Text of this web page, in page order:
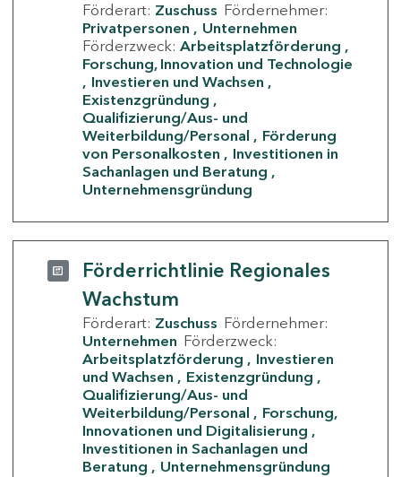
Förderart: Zuschuss Fördernehmer:
Privatpersonen
Unternehmen
Förderzweck: Arbeitsplatzförderung
Forschung, Innovation und Technologie
Investieren und Wachsen
Existenzgründung
Qualifizierung/Aus- und
Weiterbildung/Personal
Förderung
von Personalkosten
Investitionen in
Sachanlagen und Beratung
Unternehmensgründung
Förderrichtlinie Regionales
Wachstum
Förderart: Zuschuss Fördernehmer:
Unternehmen Förderzweck:
Arbeitsplatzförderung
Investieren
und Wachsen
Existenzgründung
Qualifizierung/Aus- und
Weiterbildung/Personal
Forschung,
Innovationen und Digitalisierung
Investitionen in Sachanlagen und
Beratung
Unternehmensgründung